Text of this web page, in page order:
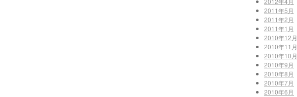
2011年5月
2011年2月
2011年1月
2010年12月
2010年11月
2010年10月
2010年9月
2010年8月
2010年7月
2010年6月